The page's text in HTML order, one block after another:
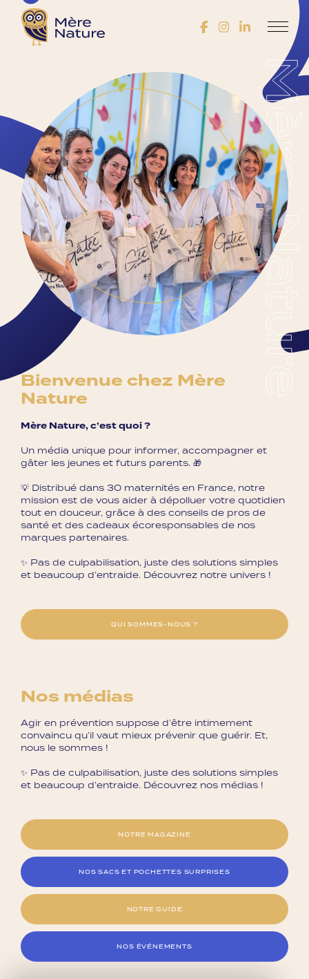
Bienvenue chez Mère
Nature
Mère Nature, c’est quoi ?
Un média unique pour informer, accompagner et
gâter les jeunes et futurs parents. 🎁
💡 Distribué dans 30 maternités en France, notre
mission est de vous aider à dépolluer votre quotidien
tout en douceur, grâce à des conseils de pros de
santé et des cadeaux écoresponsables de nos
marques partenaires.
✨ Pas de culpabilisation, juste des solutions simples
et beaucoup d’entraide. Découvrez notre univers !
QUI SOMMES-NOUS ?
Nos médias
Agir en prévention suppose d’être intimement
convaincu qu’il vaut mieux prévenir que guérir. Et,
nous le sommes !
✨ Pas de culpabilisation, juste des solutions simples
et beaucoup d’entraide. Découvrez nos médias !
NOTRE MAGAZINE
NOS SACS ET POCHETTES SURPRISES
NOTRE GUIDE
NOS ÉVÉNEMENTS